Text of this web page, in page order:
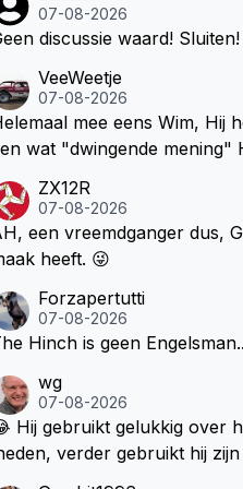
07-08-2026
discussie waard! Sluiten!
VeeWeetje
07-08-2026
mee eens Wim, Hij heeft net als Olav Mol soms
wat "dwingende mening"
te roepen. Maar in een tijd
ZX12R
07-08-2026
een vreemdganger dus,
heeft. 😜
Forzapertutti
07-08-2026
Hinch is geen
wg
07-08-2026
Hij gebruikt gelukkig over
verder gebruikt hij